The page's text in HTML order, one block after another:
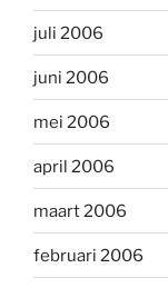
juli 2006
juni 2006
mei 2006
april 2006
maart 2006
februari 2006